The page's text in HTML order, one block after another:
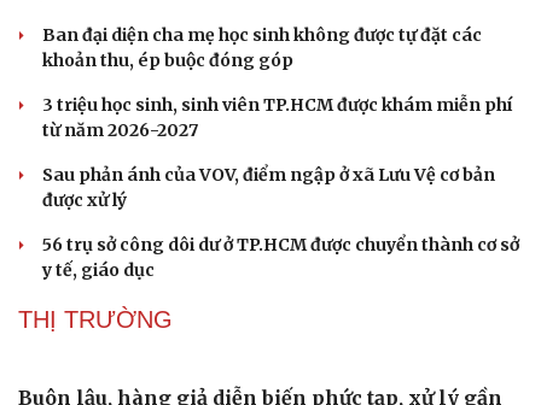
Ban đại diện cha mẹ học sinh không được tự đặt các
khoản thu, ép buộc đóng góp
3 triệu học sinh, sinh viên TP.HCM được khám miễn phí
từ năm 2026-2027
Sau phản ánh của VOV, điểm ngập ở xã Lưu Vệ cơ bản
được xử lý
56 trụ sở công dôi dư ở TP.HCM được chuyển thành cơ sở
y tế, giáo dục
THỊ TRƯỜNG